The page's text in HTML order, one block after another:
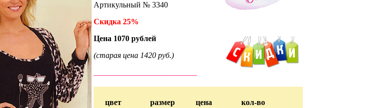
Артикульный № 3340
Скидка 25%
Цена 1070 рублей
(старая цена 1420 руб.)
цвет размер цена
кол-во